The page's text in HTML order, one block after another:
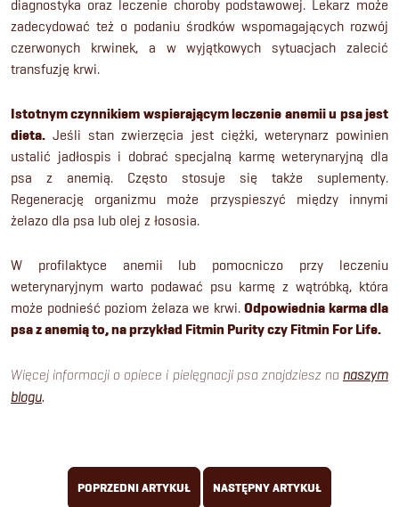
diagnostyka oraz leczenie choroby podstawowej. Lekarz może
zadecydować też o podaniu środków wspomagających rozwój
czerwonych krwinek, a w wyjątkowych sytuacjach zalecić
transfuzję krwi.
Istotnym czynnikiem wspierającym leczenie anemii u psa jest
dieta. Jeśli stan zwierzęcia jest ciężki, weterynarz powinien
ustalić jadłospis i dobrać specjalną karmę weterynaryjną dla
psa z anemią. Często stosuje się także suplementy.
Regenerację organizmu może przyspieszyć między innymi
żelazo dla psa lub olej z łososia.
W profilaktyce anemii lub pomocniczo przy leczeniu
weterynaryjnym warto podawać psu karmę z wątróbką, która
może podnieść poziom żelaza we krwi. Odpowiednia karma dla
psa z anemią to, na przykład Fitmin Purityczy Fitmin For Life.
Więcej informacji o opiece i pielęgnacji psa znajdziesz na naszym
blogu.
POPRZEDNI ARTYKUŁ NASTĘPNY ARTYKUŁ